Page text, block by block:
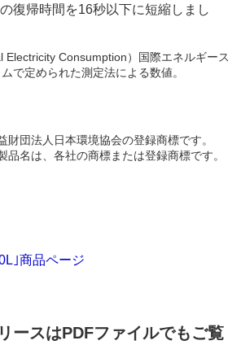
復帰時間を16秒以下に短縮しまし
Electricity Consumption）国際エネルギース
で定められた測定法による数値。
財団法人日本環境協会の登録商標です。
品名は、各社の商標または登録商標です。
｣商品ページ
ースはPDFファイルでもご覧